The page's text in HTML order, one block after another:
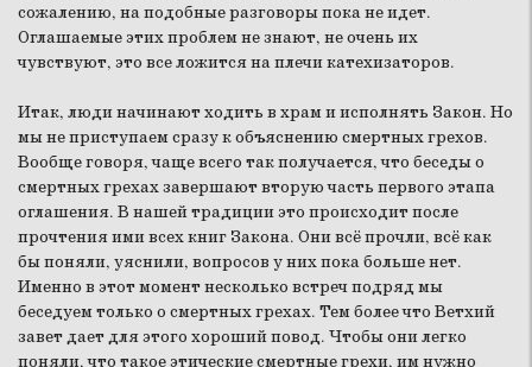
сожалению, на подобные разговоры пока не идет.
Оглашаемые этих проблем не знают, не очень их
чувствуют, это все ложится на плечи катехизаторов.
Итак, люди начинают ходить в храм и исполнять Закон. Но
мы не приступаем сразу к объяснению смертных грехов.
Вообще говоря, чаще всего так получается, что беседы о
смертных грехах завершают вторую часть первого этапа
оглашения. В нашей традиции это происходит после
прочтения ими всех книг Закона. Они всё прочли, всё как
бы поняли, уяснили, вопросов у них пока больше нет.
Именно в этот момент несколько встреч подряд мы
беседуем только о смертных грехах. Тем более что Ветхий
завет дает для этого хороший повод. Чтобы они легко
поняли, что такое этические смертные грехи, им нужно